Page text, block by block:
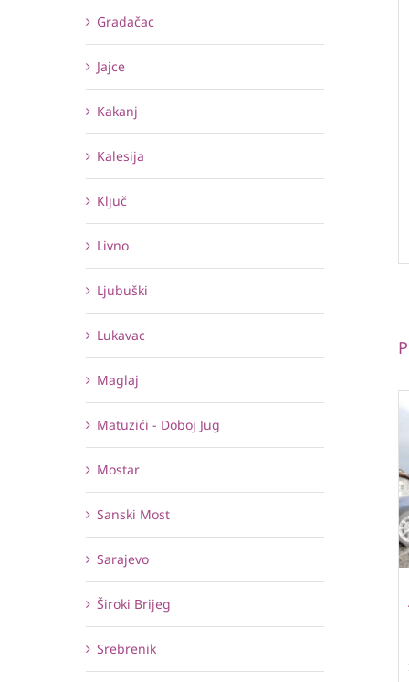
Gradačac
Jajce
Kakanj
Kalesija
Ključ
Livno
Ljubuški
Lukavac
Maglaj
Matuzići - Doboj Jug
Mostar
Sanski Most
Sarajevo
Široki Brijeg
Srebrenik